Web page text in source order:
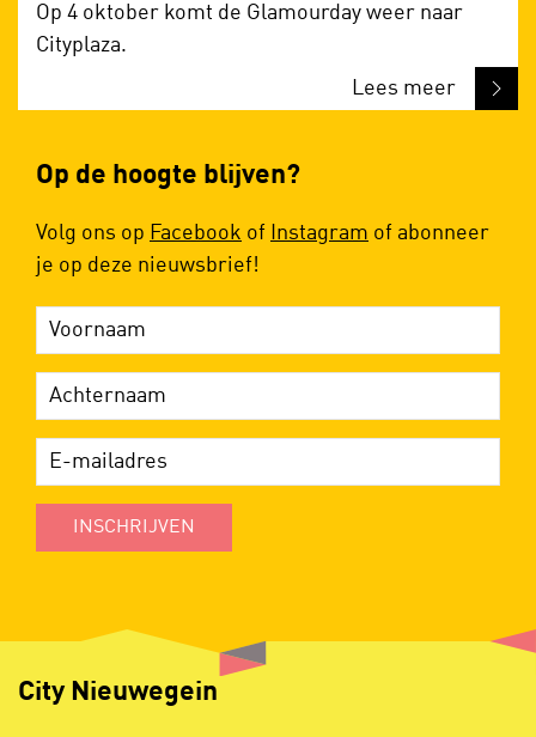
Op 4 oktober komt de Glamourday weer naar
Cityplaza.
Lees meer
Op de hoogte blijven?
Volg ons op Facebook of Instagram of abonneer
je op deze nieuwsbrief!
INSCHRIJVEN
City Nieuwegein